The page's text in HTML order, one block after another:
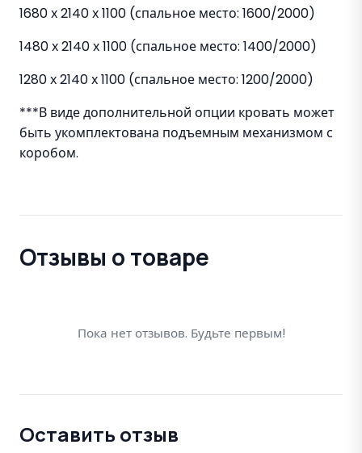
1680 х 2140 х 1100 (спальное место: 1600/2000)
1480 х 2140 х 1100 (спальное место: 1400/2000)
1280 х 2140 х 1100 (спальное место: 1200/2000)
***В виде дополнительной опции кровать может
быть укомплектована подъемным механизмом с
коробом.
Отзывы о товаре
Пока нет отзывов. Будьте первым!
Оставить отзыв